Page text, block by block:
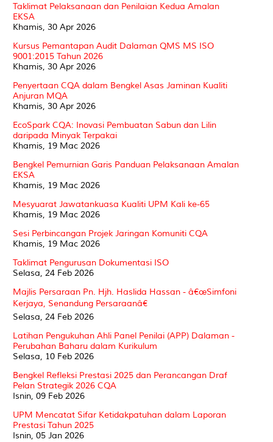
Taklimat Pelaksanaan dan Penilaian Kedua Amalan
EKSA
Khamis, 30 Apr 2026
Kursus Pemantapan Audit Dalaman QMS MS ISO
9001:2015 Tahun 2026
Khamis, 30 Apr 2026
Penyertaan CQA dalam Bengkel Asas Jaminan Kualiti
Anjuran MQA
Khamis, 30 Apr 2026
EcoSpark CQA: Inovasi Pembuatan Sabun dan Lilin
daripada Minyak Terpakai
Khamis, 19 Mac 2026
Bengkel Pemurnian Garis Panduan Pelaksanaan Amalan
EKSA
Khamis, 19 Mac 2026
Mesyuarat Jawatankuasa Kualiti UPM Kali ke-65
Khamis, 19 Mac 2026
Sesi Perbincangan Projek Jaringan Komuniti CQA
Khamis, 19 Mac 2026
Taklimat Pengurusan Dokumentasi ISO
Selasa, 24 Feb 2026
Majlis Persaraan Pn. Hjh. Haslida Hassan - â€œSimfoni
Kerjaya, Senandung Persaraanâ€
Selasa, 24 Feb 2026
Latihan Pengukuhan Ahli Panel Penilai (APP) Dalaman -
Perubahan Baharu dalam Kurikulum
Selasa, 10 Feb 2026
Bengkel Refleksi Prestasi 2025 dan Perancangan Draf
Pelan Strategik 2026 CQA
Isnin, 09 Feb 2026
UPM Mencatat Sifar Ketidakpatuhan dalam Laporan
Prestasi Tahun 2025
Isnin, 05 Jan 2026